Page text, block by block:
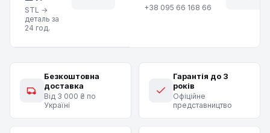
STL →
деталь за
24 год.
+38 095 66 168 66
Безкоштовна
доставка
Від 3 000 ₴ по
Україні
Гарантія до 3
років
Офіційне
представництво